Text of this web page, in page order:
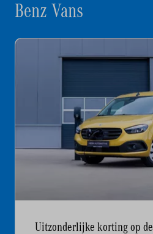
Benz Vans
Uitzonderlijke korting op de